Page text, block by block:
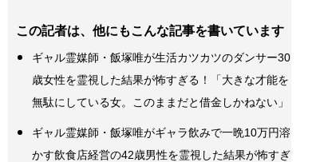
この記者は、他にもこんな記事を書いています
ギャル霊媒師・飯塚唯が生活カツカツのダンサー30
歳女性を霊視した結果が怖すぎる！「大きな才能を
無駄にしている女。このままだと借金しかねない」
ギャル霊媒師・飯塚唯がギャラ飲みで一晩10万円溶
かす飲食店経営の42歳男性を霊視した結果が怖すぎ